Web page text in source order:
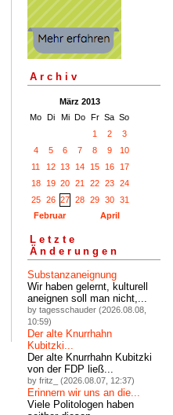
Archiv
März 2013
Mo Di Mi Do Fr Sa So
1
2
3
4
5 6 7 8 9
10
11
12 13 14 15 16
17
18
19 20 21 22 23
24
25
26 27 28 29 30
31
Februar
April
Letzte
Änderungen
Substanzaneignung
Wir haben gelernt, kulturell
aneignen soll man nicht,...
by tagesschauder (2026.08.08,
10:59)
Der alte Knurrhahn
Kubitzki...
Der alte Knurrhahn Kubitzki
von der FDP ließ...
by fritz_ (2026.08.07, 12:37)
Erinnern wir uns an die...
Viele Politologen haben